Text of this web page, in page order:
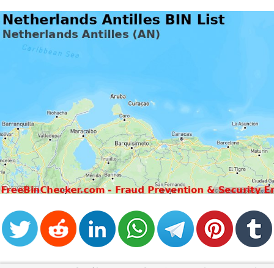
BIN
Credit
Card
What
is
My
IP
Address
?
IP
Lookup
IP
BIN